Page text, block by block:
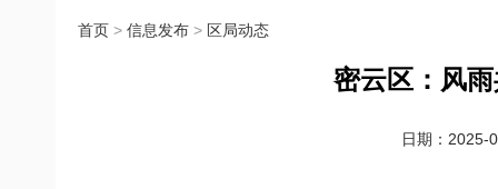
首页 > 信息发布 > 区局动态
密云区：风
日期：2025-